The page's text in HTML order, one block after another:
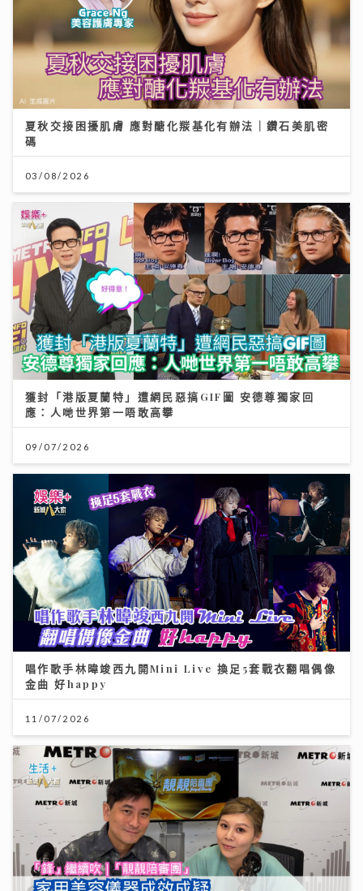
夏秋交接困擾肌膚 應對醣化羰基化有辦法｜鑽石美肌密
碼
03/08/2026
獲封「港版夏蘭特」遭網民惡搞GIF圖 安德尊獨家回
應：人哋世界第一唔敢高攀
09/07/2026
唱作歌手林暐竣西九開Mini Live 換足5套戰衣翻唱偶像
金曲 好happy
11/07/2026